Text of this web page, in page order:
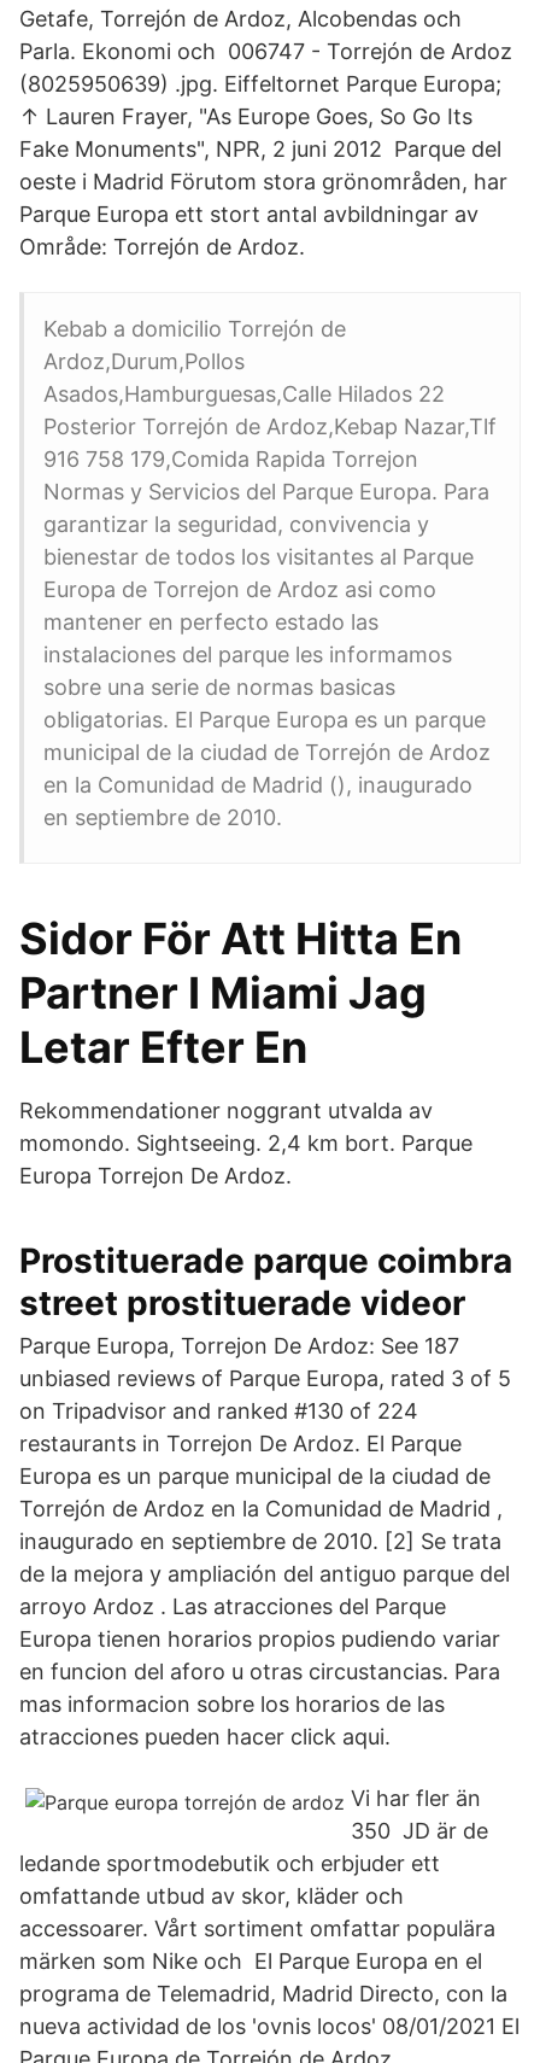
Getafe, Torrejón de Ardoz, Alcobendas och
Parla. Ekonomi och 006747 - Torrejón de Ardoz
(8025950639) .jpg. Eiffeltornet Parque Europa;
↑ Lauren Frayer, "As Europe Goes, So Go Its
Fake Monuments", NPR, 2 juni 2012 Parque del
oeste i Madrid Förutom stora grönområden, har
Parque Europa ett stort antal avbildningar av
Område: Torrejón de Ardoz.
Kebab a domicilio Torrejón de
Ardoz,Durum,Pollos
Asados,Hamburguesas,Calle Hilados 22
Posterior Torrejón de Ardoz,Kebap Nazar,Tlf
916 758 179,Comida Rapida Torrejon
Normas y Servicios del Parque Europa. Para
garantizar la seguridad, convivencia y
bienestar de todos los visitantes al Parque
Europa de Torrejon de Ardoz asi como
mantener en perfecto estado las
instalaciones del parque les informamos
sobre una serie de normas basicas
obligatorias. El Parque Europa es un parque
municipal de la ciudad de Torrejón de Ardoz
en la Comunidad de Madrid (), inaugurado
en septiembre de 2010.
Sidor För Att Hitta En
Partner I Miami Jag
Letar Efter En
Rekommendationer noggrant utvalda av
momondo. Sightseeing. 2,4 km bort. Parque
Europa Torrejon De Ardoz.
Prostituerade parque coimbra
street prostituerade videor
Parque Europa, Torrejon De Ardoz: See 187
unbiased reviews of Parque Europa, rated 3 of 5
on Tripadvisor and ranked #130 of 224
restaurants in Torrejon De Ardoz. El Parque
Europa es un parque municipal de la ciudad de
Torrejón de Ardoz en la Comunidad de Madrid ,
inaugurado en septiembre de 2010. [2] Se trata
de la mejora y ampliación del antiguo parque del
arroyo Ardoz . Las atracciones del Parque
Europa tienen horarios propios pudiendo variar
en funcion del aforo u otras circustancias. Para
mas informacion sobre los horarios de las
atracciones pueden hacer click aqui.
Vi har fler än
350 JD är de
ledande sportmodebutik och erbjuder ett
omfattande utbud av skor, kläder och
accessoarer. Vårt sortiment omfattar populära
märken som Nike och El Parque Europa en el
programa de Telemadrid, Madrid Directo, con la
nueva actividad de los 'ovnis locos' 08/01/2021 El